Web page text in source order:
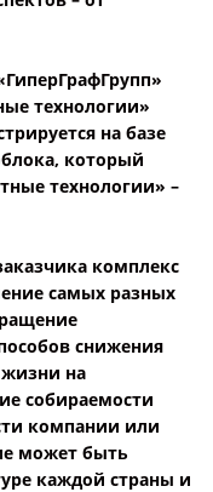
технологии»
на базе
который
технологии» –
комплекс
самых разных
снижения
жизни на
собираемости
компании или
может быть
каждой страны и